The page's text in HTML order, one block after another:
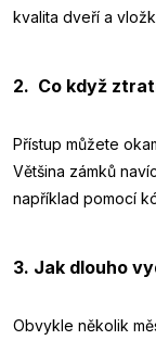
kvalita dveří a
2. Co když
Přístup můžete
Většina zámků
například pomocí
3. Jak dlouho
Obvykle několik